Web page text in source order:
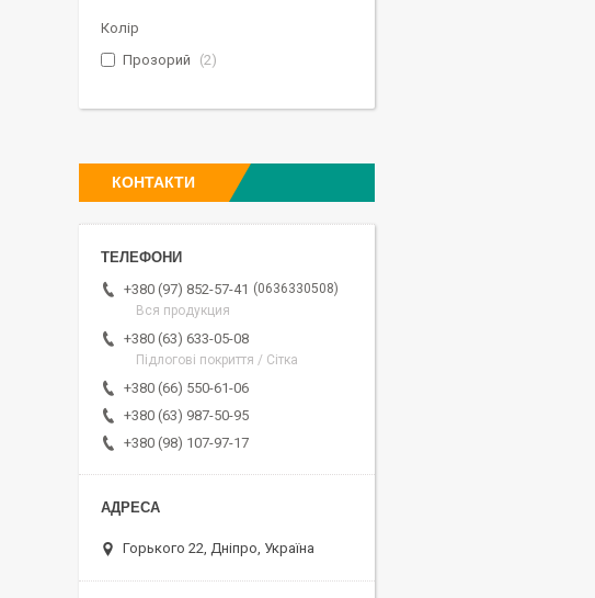
Колір
Прозорий
2
КОНТАКТИ
+380 (97) 852-57-41
0636330508
Вся продукция
+380 (63) 633-05-08
Підлогові покриття / Сітка
+380 (66) 550-61-06
+380 (63) 987-50-95
+380 (98) 107-97-17
Горького 22, Дніпро, Україна